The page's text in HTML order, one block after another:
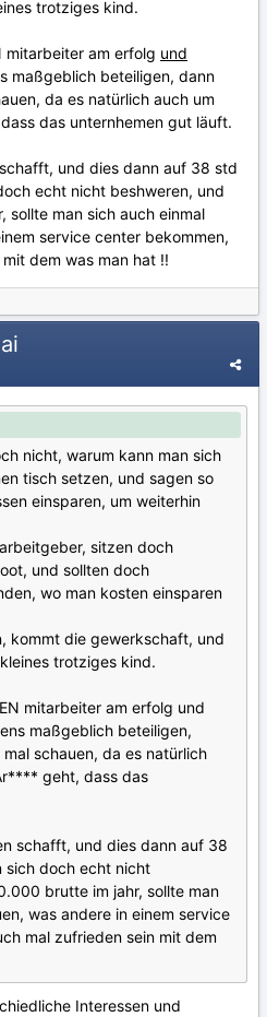
trotziges kind.
mitarbeiter am erfolg und
maßgeblich beteiligen, dann
da es natürlich auch um
das unternhemen gut läuft.
und dies dann auf 38 std
echt nicht beshweren, und
man sich auch einmal
service center bekommen,
dem was man hat !!
nicht, warum kann man sich
tisch setzen, und sagen so
einsparen, um weiterhin
sitzen doch
und sollten doch
wo man kosten einsparen
kommt die gewerkschaft, und
trotziges kind.
mitarbeiter am erfolg und
maßgeblich beteiligen,
schauen, da es natürlich
geht, dass das
schafft, und dies dann auf 38
sich doch echt nicht
brutte im jahr, sollte man
was andere in einem service
mal zufrieden sein mit dem
Interessen und